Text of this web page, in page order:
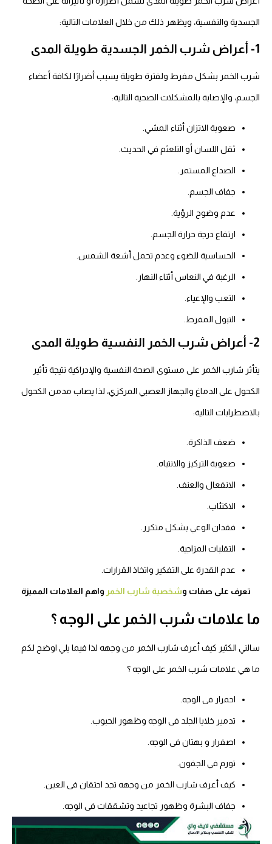
الجسدية والنفسية، ويظهر ذلك من خلال العلامات التالية:
1- أعراض شرب الخمر الجسدية طويلة المدى
شرب الخمر بشكل مفرط ولفترة طويلة يسبب أضرارًا لكافة أعضاء
الجسم، والإصابة بالمشكلات الصحية التالية:
صعوبة الاتزان أثناء المشي.
ثقل اللسان أو التلعثم في الحديث.
الصداع المستمر.
جفاف الجسم.
عدم وضوح الرؤية.
ارتفاع درجة حرارة الجسم.
الحساسية للضوء وعدم تحمل أشعة الشمس.
الرغبة في النعاس أثناء النهار.
التعب والإعياء.
التبول المفرط.
2- أعراض شرب الخمر النفسية طويلة المدى
يتأثر شارب الخمر على مستوى الصحة النفسية والإدراكية نتيجة تأثير
الكحول على الدماغ والجهاز العصبي المركزي، لذا يصاب مدمن الكحول
بالاضطرابات التالية:
ضعف الذاكرة.
صعوبة التركيز والانتباه.
الانفعال والعنف.
الاكتئاب.
فقدان الوعي بشكل متكرر.
التقلبات المزاجية.
عدم القدرة على التفكير واتخاذ القرارات.
تعرف على صفات وشخصية شارب الخمر واهم العلامات المميزة
ما علامات شرب الخمر على الوجه ؟
سالني الكثير كيف أعرف شارب الخمر من وجهه لذا فيما يلي اوضح لكم
ما هي علامات شرب الخمر على الوجه ؟
احمرار فى الوجه.
تدمير خلايا الجلد فى الوجه وظهور الحبوب.
اصفرار و بهتان فى الوجه.
تورم في الجفون.
كيف أعرف شارب الخمر من وجهه تجد احتقان فى العين.
جفاف البشرة وظهور تجاعيد وتشققات فى الوجه.